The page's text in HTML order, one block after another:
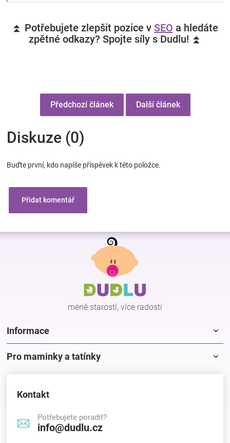
⏫ Potřebujete zlepšit pozice v SEO a hledáte
zpětné odkazy? Spojte síly s Dudlu! ⏫
Předchozí článek Další článek
Diskuze (0)
Buďte první, kdo napíše příspěvek k této položce.
Přidat komentář
Z
méně starostí, více radostí
Informace
Pro maminky a tatínky
Kontakt
Potřebujete poradit?
info@dudlu.cz